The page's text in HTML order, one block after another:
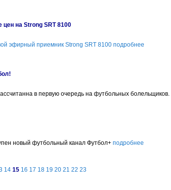
на Strong SRT 8100
эфирный приемник Strong SRT 8100 подробнее
в первую очередь на футбольных болельщиков.
новый футбольный канал Футбол+ подробнее
14 15 16 17 18 19 20 21 22 23